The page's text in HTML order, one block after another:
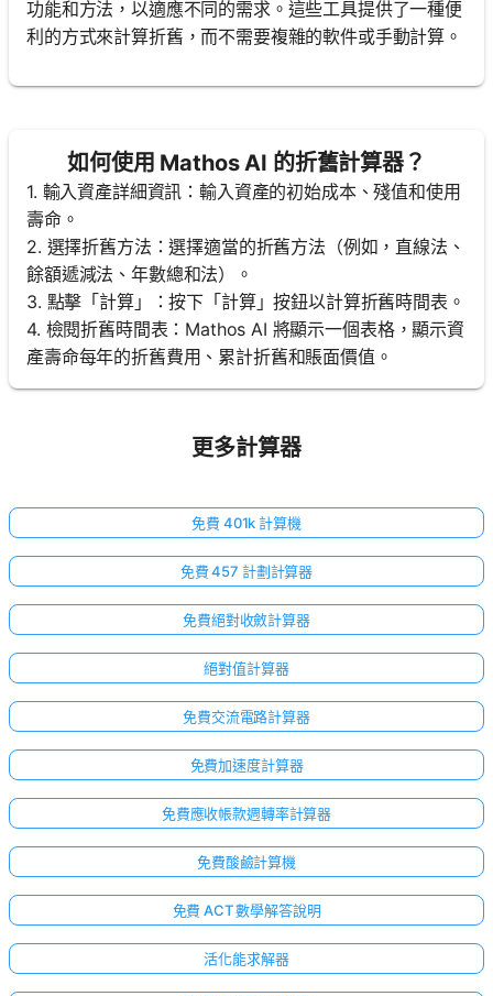
功能和方法，以適應不同的需求。這些工具提供了一種便
利的方式來計算折舊，而不需要複雜的軟件或手動計算。
如何使用 Mathos AI 的折舊計算器？
1. 輸入資產詳細資訊：輸入資產的初始成本、殘值和使用
壽命。
2. 選擇折舊方法：選擇適當的折舊方法（例如，直線法、
餘額遞減法、年數總和法）。
3. 點擊「計算」：按下「計算」按鈕以計算折舊時間表。
4. 檢閱折舊時間表：Mathos AI 將顯示一個表格，顯示資
產壽命每年的折舊費用、累計折舊和賬面價值。
更多計算器
免費 401k 計算機
免費 457 計劃計算器
免費絕對收斂計算器
絕對值計算器
免費交流電路計算器
免費加速度計算器
免費應收帳款週轉率計算器
免費酸鹼計算機
免費 ACT 數學解答說明
活化能求解器